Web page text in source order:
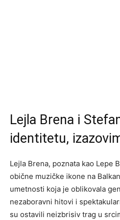
Lejla Brena i
identitetu,
Lejla Brena, poznata kao Lepe
obične muzičke ikone na
umetnosti koja je oblikovala
nezaboravni hitovi i
su ostavili neizbrisiv trag u